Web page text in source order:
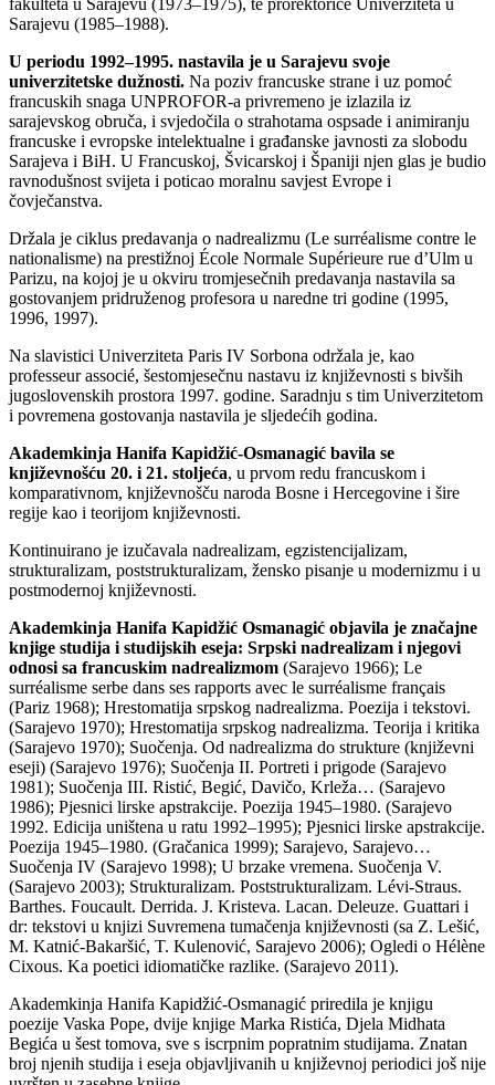
Sarajevu (1985–1988).
U periodu 1992–1995. nastavila je u Sarajevu svoje
univerzitetske dužnosti. Na poziv francuske strane i uz pomoć
francuskih snaga UNPROFOR-a privremeno je izlazila iz
sarajevskog obruča, i svjedočila o strahotama ospsade i animiranju
francuske i evropske intelektualne i građanske javnosti za slobodu
Sarajeva i BiH. U Francuskoj, Švicarskoj i Španiji njen glas je budio
ravnodušnost svijeta i poticao moralnu savjest Evrope i
čovječanstva.
Držala je ciklus predavanja o nadrealizmu (Le surréalisme contre le
nationalisme) na prestižnoj École Normale Supérieure rue d’Ulm u
Parizu, na kojoj je u okviru tromjesečnih predavanja nastavila sa
gostovanjem pridruženog profesora u naredne tri godine (1995,
1996, 1997).
Na slavistici Univerziteta Paris IV Sorbona održala je, kao
professeur associé, šestomjesečnu nastavu iz književnosti s bivših
jugoslovenskih prostora 1997. godine. Saradnju s tim Univerzitetom
i povremena gostovanja nastavila je sljedećih godina.
Akademkinja Hanifa Kapidžić-Osmanagić bavila se
književnošću 20. i 21. stoljeća, u prvom redu francuskom i
komparativnom, književnošču naroda Bosne i Hercegovine i šire
regije kao i teorijom književnosti.
Kontinuirano je izučavala nadrealizam, egzistencijalizam,
strukturalizam, poststrukturalizam, žensko pisanje u modernizmu i u
postmodernoj književnosti.
Akademkinja Hanifa Kapidžić Osmanagić objavila je značajne
knjige studija i studijskih eseja: Srpski nadrealizam i njegovi
odnosi sa francuskim nadrealizmom (Sarajevo 1966); Le
surréalisme serbe dans ses rapports avec le surréalisme français
(Pariz 1968); Hrestomatija srpskog nadrealizma. Poezija i tekstovi.
(Sarajevo 1970); Hrestomatija srpskog nadrealizma. Teorija i kritika
(Sarajevo 1970); Suočenja. Od nadrealizma do strukture (književni
eseji) (Sarajevo 1976); Suočenja II. Portreti i prigode (Sarajevo
1981); Suočenja III. Ristić, Begić, Davičo, Krleža… (Sarajevo
1986); Pjesnici lirske apstrakcije. Poezija 1945–1980. (Sarajevo
1992. Edicija uništena u ratu 1992–1995); Pjesnici lirske apstrakcije.
Poezija 1945–1980. (Gračanica 1999); Sarajevo, Sarajevo…
Suočenja IV (Sarajevo 1998); U brzake vremena. Suočenja V.
(Sarajevo 2003); Strukturalizam. Poststrukturalizam. Lévi-Straus.
Barthes. Foucault. Derrida. J. Kristeva. Lacan. Deleuze. Guattari i
dr: tekstovi u knjizi Suvremena tumačenja književnosti (sa Z. Lešić,
M. Katnić-Bakaršić, T. Kulenović, Sarajevo 2006); Ogledi o Hélène
Cixous. Ka poetici idiomatičke razlike. (Sarajevo 2011).
Akademkinja Hanifa Kapidžić-Osmanagić priredila je knjigu
poezije Vaska Pope, dvije knjige Marka Ristića, Djela Midhata
Begića u šest tomova, sve s iscrpnim popratnim studijama. Znatan
broj njenih studija i eseja objavljivanih u književnoj periodici još nije